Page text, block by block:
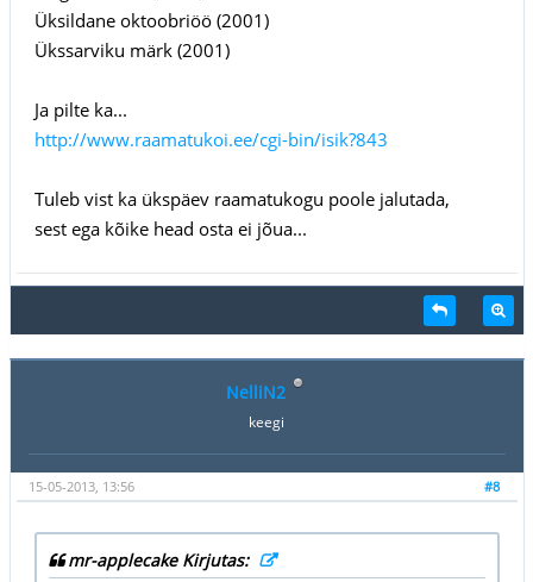
Üksildane oktoobriöö (2001)
Ükssarviku märk (2001)
Ja pilte ka...
http://www.raamatukoi.ee/cgi-bin/isik?843
Tuleb vist ka ükspäev raamatukogu poole jalutada,
sest ega kõike head osta ei jõua...
NelliN2
keegi
#8
15-05-2013, 13:56
mr-applecake Kirjutas: